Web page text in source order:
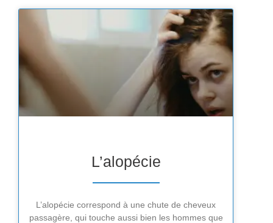
L’alopécie
L’alopécie correspond à une chute de cheveux
passagère, qui touche aussi bien les hommes que